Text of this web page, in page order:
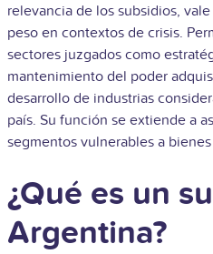
relevancia de los subsidios,
peso en contextos de crisis.
sectores juzgados como
mantenimiento del poder
desarrollo de industrias
país. Su función se extiende a
segmentos vulnerables a
¿Qué es un
Argentina?